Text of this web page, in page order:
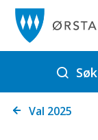
Søk
Du Val 2025